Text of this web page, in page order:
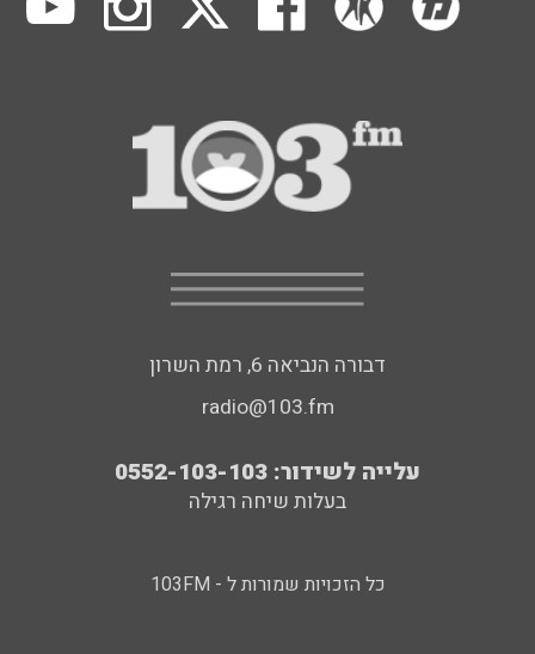
דבורה הנביאה 6, רמת השרון
radio@103.fm
עלייה לשידור: 0552-103-103
בעלות שיחה רגילה
כל הזכויות שמורות ל - 103FM